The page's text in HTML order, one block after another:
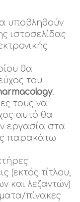
υποβληθούν
ιστοσελίδας
θα
του
.
τους να
αυτό θα
εργασία στα
παρακάτω
(εκτός τίτλου,
και λεζαντών)
πίνακες